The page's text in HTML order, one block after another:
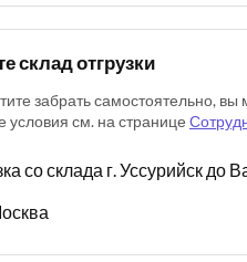
склад отгрузки
забрать самостоятельно,
условия см. на странице
со склада г. Уссурийск до